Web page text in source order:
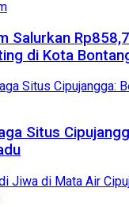
Salurkan
di Kota
Situs